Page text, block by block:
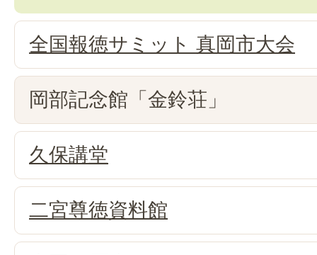
全国報徳サミット 真岡市大会
岡部記念館「金鈴荘」
久保講堂
二宮尊徳資料館